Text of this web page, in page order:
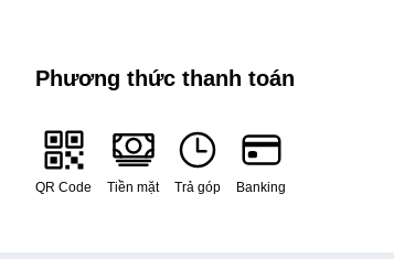
Phương thức thanh toán
QR Code Tiền mặt Trả góp Banking